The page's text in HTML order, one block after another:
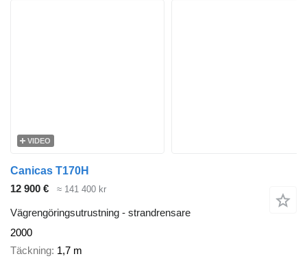
VIDEO
Canicas T170H
12 900 €
≈ 141 400 kr
Vägrengöringsutrustning - strandrensare
2000
Täckning 1,7 m